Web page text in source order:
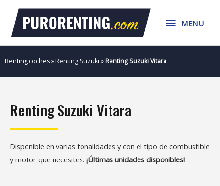
contenido
MENU
MENU
Renting coches»Renting Suzuki »Renting Suzuki Vitara
Renting Suzuki Vitara
Disponible en varias tonalidades y con el tipo de combustible
y motor que necesites. ¡Últimas unidades disponibles!